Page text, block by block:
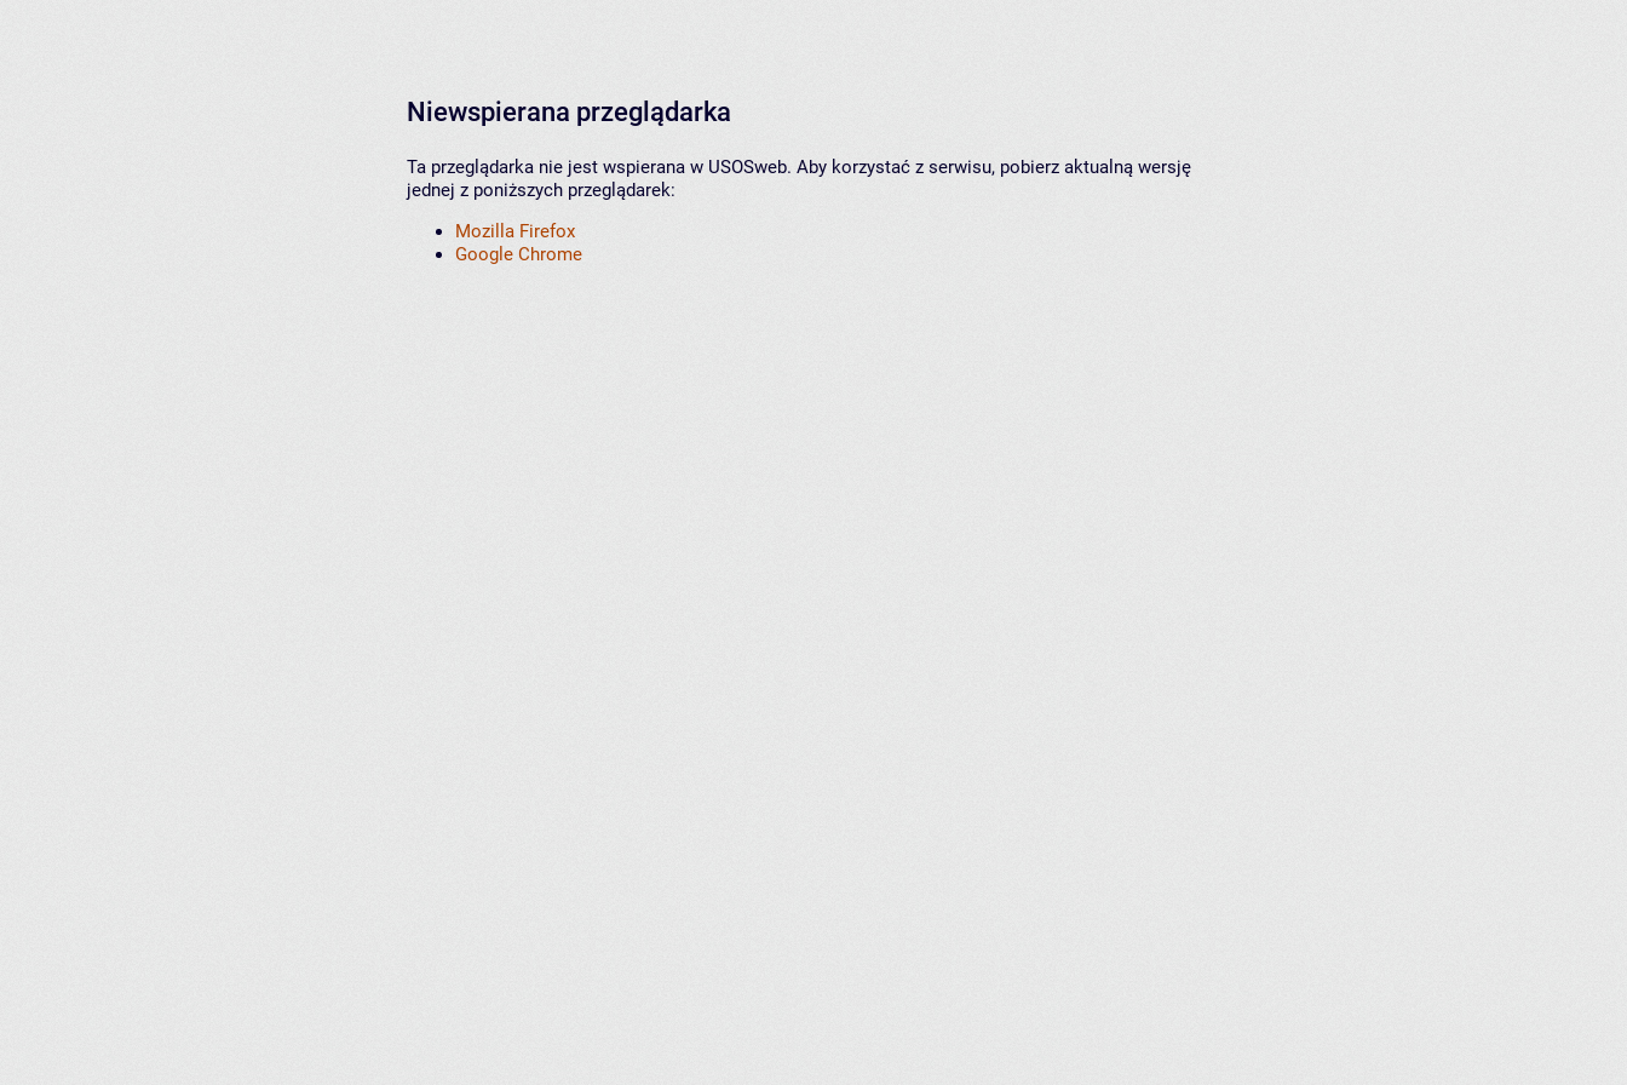
Niewspierana przeglądarka
Ta przeglądarka nie jest wspierana w USOSweb. Aby korzystać z serwisu, pobierz aktualną wersję
jednej z poniższych przeglądarek:
Mozilla Firefox
Google Chrome